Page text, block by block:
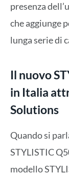
presenza
che aggiunge
lunga serie di
Il nuovo
in Italia
Solutions
Quando si
STYLISTIC
modello